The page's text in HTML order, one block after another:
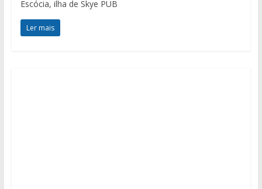
Escócia, ilha de Skye PUB
Ler mais